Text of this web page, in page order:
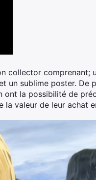
collector comprenant;
un sublime poster. De
la possibilité de
la valeur de leur achat